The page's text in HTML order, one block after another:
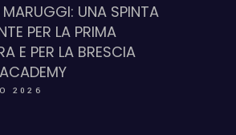
UNA SPINTA
PER LA PRIMA
E PER LA BRESCIA
2026